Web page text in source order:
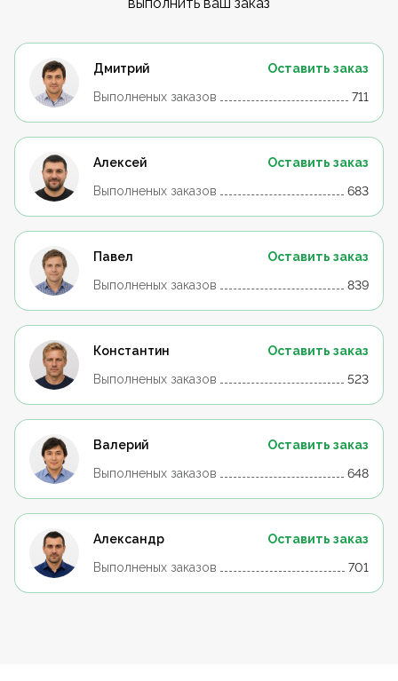
Дмитрий
Оставить заказ
Выполненых заказов
711
Алексей
Оставить заказ
Выполненых заказов
683
Павел
Оставить заказ
Выполненых заказов
839
Константин
Оставить заказ
Выполненых заказов
523
Валерий
Оставить заказ
Выполненых заказов
648
Александр
Оставить заказ
Выполненых заказов
701